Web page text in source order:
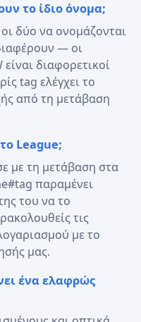
το ίδιο όνομα;
δύο να ονομάζονται
— οι
διαφορετικοί
tag ελέγχει το
από τη μετάβαση
League;
με τη μετάβαση στα
παραμένει
του να το
τις
με το
μας.
ένα ελαφρώς